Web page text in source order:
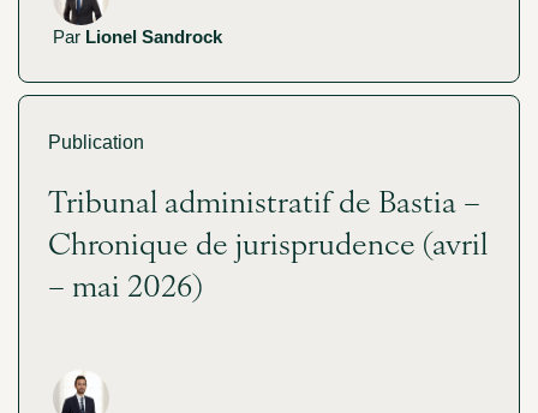
Par Lionel Sandrock
Publication
Tribunal administratif de Bastia –
Chronique de jurisprudence (avril
– mai 2026)